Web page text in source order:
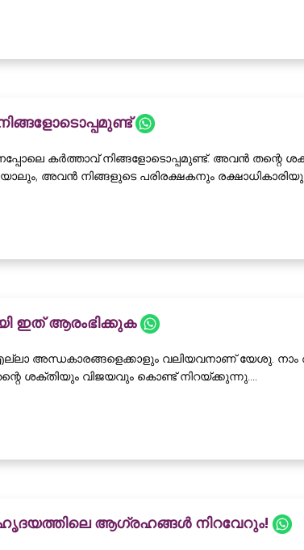
കർത്താവ് നിങ്ങളോടൊപ്പമുണ്ട്. അവൻ തന്റെ
അവൻ നിങ്ങളുടെ പരിരക്ഷകനും
ഇത് ആരംഭിക്കുക
അന്ധകാരങ്ങളെക്കാളും വലിയവനാണ് യേശു.
ശക്തിയും വിജയവും കൊണ്ട് നിറയ്ക്കുന്നു....
ആഗ്രഹങ്ങൾ നിറവേറും!